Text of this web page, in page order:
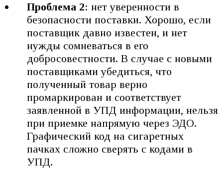
Проблема 2: нет уверенности в
безопасности поставки. Хорошо, если
поставщик давно известен, и нет
нужды сомневаться в его
добросовестности. В случае с новыми
поставщиками убедиться, что
полученный товар верно
промаркирован и соответствует
заявленной в УПД информации, нельзя
при приемке напрямую через ЭДО.
Графический код на сигаретных
пачках сложно сверять с кодами в
УПД.